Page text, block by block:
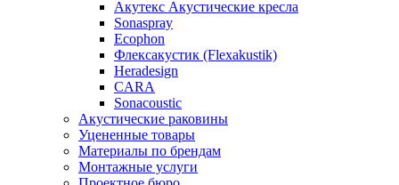
Акутекс Акустические кресла
Sonaspray
Ecophon
Флексакустик (Flexakustik)
Heradesign
CARA
Sonacoustic
Акустические раковины
Уцененные товары
Материалы по брендам
Монтажные услуги